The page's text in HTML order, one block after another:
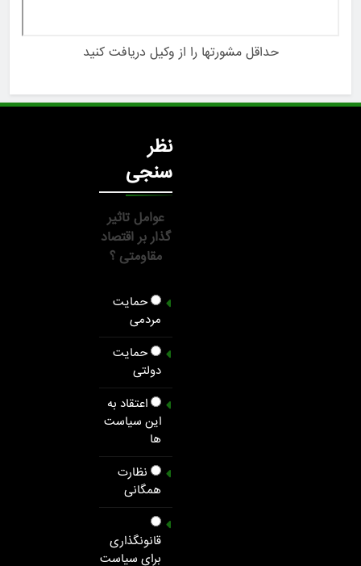
حداقل مشورتها را از وکیل دریافت کنید
نظر
سنجی
عوامل تاثیر
گذار بر اقتصاد
مقاومتی ؟
حمایت
مردمی
حمایت
دولتی
اعتقاد به
این سیاست
ها
نظارت
همگانی
قانونگذاری
برای سیاست